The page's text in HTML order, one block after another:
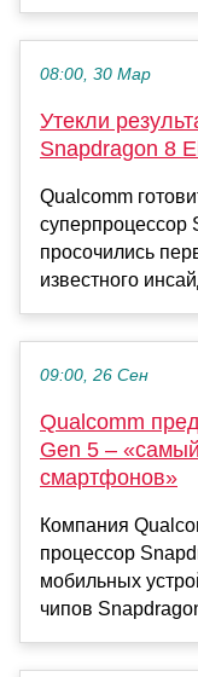
08:00, 30 Мар
Утекли
Snapdragon 8
Qualcomm
суперпроцессор
просочились
известного
09:00, 26 Сен
Qualcomm
Gen 5 –
смартфонов»
Компания
процессор
мобильных
чипов